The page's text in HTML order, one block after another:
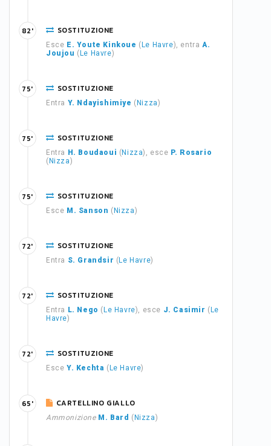
SOSTITUZIONE
Esce E. Youte Kinkoue ( Le Havre), entraA.
Joujou ( Le Havre)
82'
SOSTITUZIONE
Entra Y. Ndayishimiye ( Nizza)
75'
SOSTITUZIONE
Entra H. Boudaoui ( Nizza), esce P. Rosario
( Nizza)
75'
SOSTITUZIONE
Esce M. Sanson ( Nizza)
75'
SOSTITUZIONE
Entra S. Grandsir ( Le Havre)
72'
SOSTITUZIONE
Entra L. Nego ( Le Havre), esce J. Casimir ( Le
Havre)
72'
SOSTITUZIONE
Esce Y. Kechta ( Le Havre)
72'
CARTELLINO GIALLO
Ammonizione M. Bard ( Nizza)
65'